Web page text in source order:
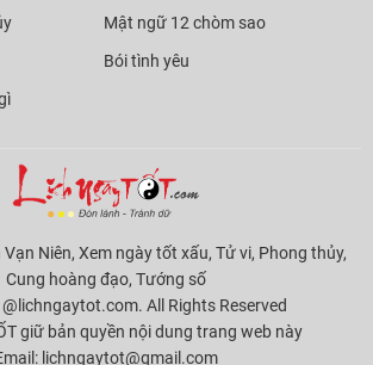
Mật ngữ 12 chòm sao
Bói tình yêu
Niên, Xem ngày tốt xấu, Tử vi, Phong thủy,
Cung hoàng đạo, Tướng số
All Rights Reserved
giữ bản quyền nội dung trang web này
lichngaytot@gmail.com